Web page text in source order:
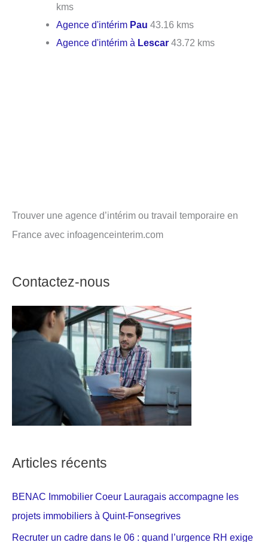
kms
Agence d'intérim Pau 43.16 kms
Agence d'intérim à Lescar 43.72 kms
Trouver une agence d’intérim ou travail temporaire en
France avec infoagenceinterim.com
Contactez-nous
Articles récents
BENAC Immobilier Coeur Lauragais accompagne les
projets immobiliers à Quint-Fonsegrives
Recruter un cadre dans le 06 : quand l’urgence RH exige